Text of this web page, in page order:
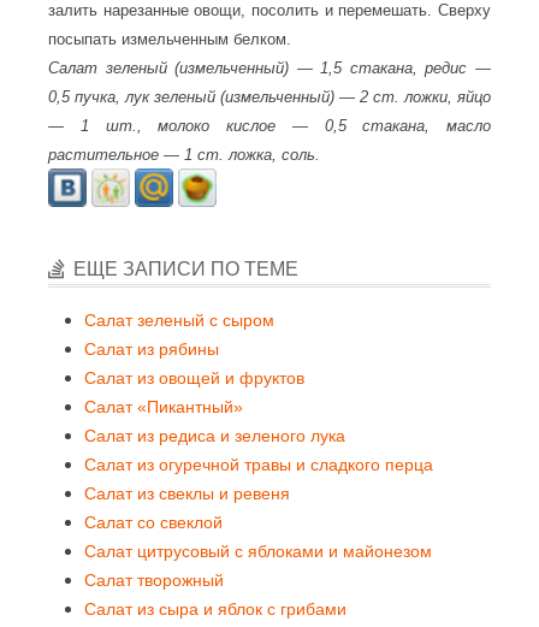
залить нарезанные овощи, посолить и перемешать. Сверху
посыпать измельченным белком.
Салат зеленый (измельченный) — 1,5 стакана, редис —
0,5 пучка, лук зеленый (измельченный) — 2 ст. ложки, яйцо
— 1 шт., молоко кислое — 0,5 стакана, масло
растительное — 1 ст. ложка, соль.
ЕЩЕ ЗАПИСИ ПО ТЕМЕ
Салат зеленый с сыром
Салат из рябины
Салат из овощей и фруктов
Салат «Пикантный»
Салат из редиса и зеленого лука
Салат из огуречной травы и сладкого перца
Салат из свеклы и ревеня
Салат со свеклой
Салат цитрусовый с яблоками и майонезом
Салат творожный
Салат из сыра и яблок с грибами